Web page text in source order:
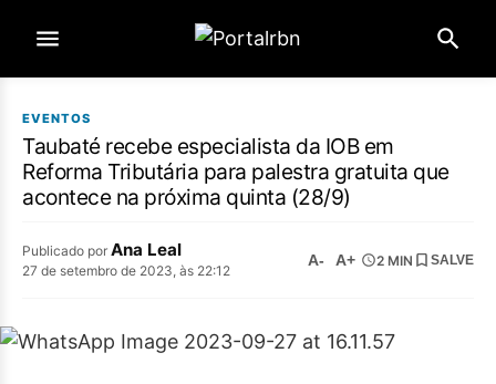
EVENTOS
Taubaté recebe especialista da IOB em
Reforma Tributária para palestra gratuita que
acontece na próxima quinta (28/9)
Publicado por Ana Leal
27 de setembro de 2023, às 22:12
A- A+ 2 MIN SALVE